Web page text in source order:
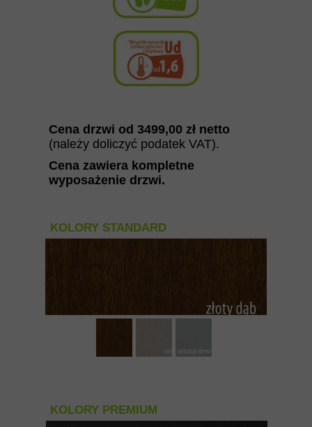
Cena zawiera kompletne
wyposażenie drzwi.
Cena drzwi od 3499,00 zł netto
(należy doliczyć podatek VAT).
KOLORY PREMIUM
KOLORY STANDARD